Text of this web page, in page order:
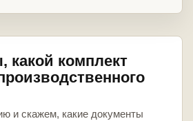
какой комплект
и скажем, какие документы